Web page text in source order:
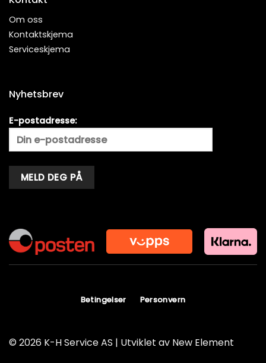
Om oss
Kontaktskjema
Serviceskjema
Nyhetsbrev
E-postadresse:
© 2026 K-H Service AS | Utviklet av New Element
Betingelser Personvern